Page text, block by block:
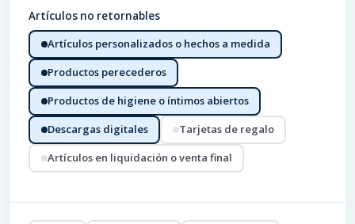
Artículos no retornables
Artículos personalizados o hechos a medida
Productos perecederos
Productos de higiene o íntimos abiertos
Descargas digitales
Tarjetas de regalo
Artículos en liquidación o venta final